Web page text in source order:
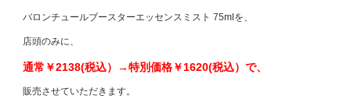
バロンチュールブースターエッセンスミスト 75mlを、
店頭のみに、
通常￥2138(税込）→特別価格￥1620(税込）で、
販売させていただきます。